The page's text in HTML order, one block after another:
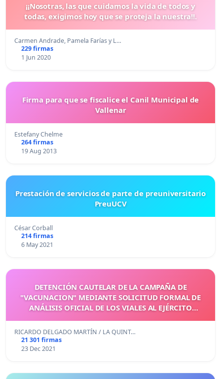
¡¡Nosotras, las que cuidamos la vida de todos y
todas, exigimos hoy que se proteja la nuestra!!.
Carmen Andrade, Pamela Farías y L…
229 firmas
1 Jun 2020
Firma para que se fiscalice el Canil Municipal de
Vallenar
Estefany Chelme
264 firmas
19 Aug 2013
Prestación de servicios de parte de preuniversitario
PreuUCV
César Corball
214 firmas
6 May 2021
DETENCIÓN CAUTELAR DE LA CAMPAÑA DE
"VACUNACION" MEDIANTE SOLICITUD FORMAL DE
ANÁLISIS OFICIAL DE LOS VIALES AL EJÉRCITO
RICARDO DELGADO MARTÍN / LA QUINT…
21 301 firmas
23 Dec 2021